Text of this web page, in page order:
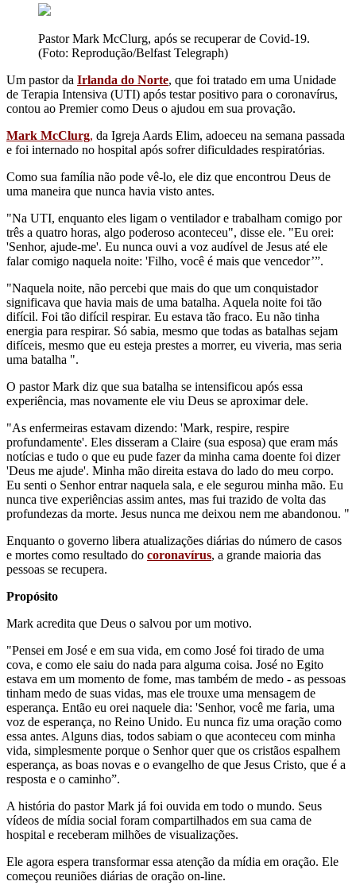
Pastor Mark McClurg, após se recuperar de Covid-19.
(Foto: Reprodução/Belfast Telegraph)
Um pastor da Irlanda do Norte, que foi tratado em uma Unidade
de Terapia Intensiva (UTI) após testar positivo para o coronavírus,
contou ao Premier como Deus o ajudou em sua provação.
Mark McClurg, da Igreja Aards Elim, adoeceu na semana passada
e foi internado no hospital após sofrer dificuldades respiratórias.
Como sua família não pode vê-lo, ele diz que encontrou Deus de
uma maneira que nunca havia visto antes.
"Na UTI, enquanto eles ligam o ventilador e trabalham comigo por
três a quatro horas, algo poderoso aconteceu", disse ele. "Eu orei:
'Senhor, ajude-me'. Eu nunca ouvi a voz audível de Jesus até ele
falar comigo naquela noite: 'Filho, você é mais que vencedor’”.
"Naquela noite, não percebi que mais do que um conquistador
significava que havia mais de uma batalha. Aquela noite foi tão
difícil. Foi tão difícil respirar. Eu estava tão fraco. Eu não tinha
energia para respirar. Só sabia, mesmo que todas as batalhas sejam
difíceis, mesmo que eu esteja prestes a morrer, eu viveria, mas seria
uma batalha ".
O pastor Mark diz que sua batalha se intensificou após essa
experiência, mas novamente ele viu Deus se aproximar dele.
"As enfermeiras estavam dizendo: 'Mark, respire, respire
profundamente'. Eles disseram a Claire (sua esposa) que eram más
notícias e tudo o que eu pude fazer da minha cama doente foi dizer
'Deus me ajude'. Minha mão direita estava do lado do meu corpo.
Eu senti o Senhor entrar naquela sala, e ele segurou minha mão. Eu
nunca tive experiências assim antes, mas fui trazido de volta das
profundezas da morte. Jesus nunca me deixou nem me abandonou. "
Enquanto o governo libera atualizações diárias do número de casos
e mortes como resultado do coronavírus, a grande maioria das
pessoas se recupera.
Propósito
Mark acredita que Deus o salvou por um motivo.
"Pensei em José e em sua vida, em como José foi tirado de uma
cova, e como ele saiu do nada para alguma coisa. José no Egito
estava em um momento de fome, mas também de medo - as pessoas
tinham medo de suas vidas, mas ele trouxe uma mensagem de
esperança. Então eu orei naquele dia: 'Senhor, você me faria, uma
voz de esperança, no Reino Unido. Eu nunca fiz uma oração como
essa antes. Alguns dias, todos sabiam o que aconteceu com minha
vida, simplesmente porque o Senhor quer que os cristãos espalhem
esperança, as boas novas e o evangelho de que Jesus Cristo, que é a
resposta e o caminho”.
A história do pastor Mark já foi ouvida em todo o mundo. Seus
vídeos de mídia social foram compartilhados em sua cama de
hospital e receberam milhões de visualizações.
Ele agora espera transformar essa atenção da mídia em oração. Ele
começou reuniões diárias de oração on-line.